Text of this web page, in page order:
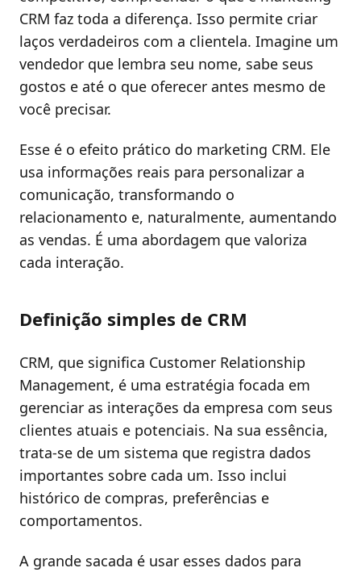
CRM faz toda a diferença. Isso permite criar
laços verdadeiros com a clientela. Imagine um
vendedor que lembra seu nome, sabe seus
gostos e até o que oferecer antes mesmo de
você precisar.
Esse é o efeito prático do marketing CRM. Ele
usa informações reais para personalizar a
comunicação, transformando o
relacionamento e, naturalmente, aumentando
as vendas. É uma abordagem que valoriza
cada interação.
Definição simples de CRM
CRM, que significa Customer Relationship
Management, é uma estratégia focada em
gerenciar as interações da empresa com seus
clientes atuais e potenciais. Na sua essência,
trata-se de um sistema que registra dados
importantes sobre cada um. Isso inclui
histórico de compras, preferências e
comportamentos.
A grande sacada é usar esses dados para